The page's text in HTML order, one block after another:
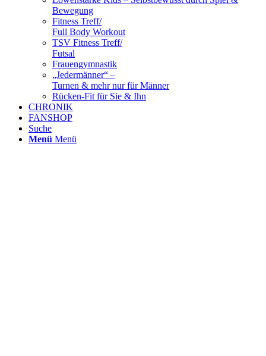
Bewegung
Fitness Treff/
Full Body Workout
TSV Fitness Treff/
Futsal
Frauengymnastik
„Jedermänner“ –
Turnen & mehr nur für Männer
Rücken-Fit für Sie & Ihn
CHRONIK
FANSHOP
Suche
Menü Menü